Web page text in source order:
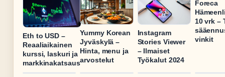
Eth to USD –
Reaaliaikainen
kurssi, laskuri ja
markkinakatsaus
Yummy Korean
Jyväskylä –
Hinta, menu ja
arvostelut
Instagram
Stories Viewer
– Ilmaiset
Työkalut 2024
Foreca
10 vrk –
vinkit